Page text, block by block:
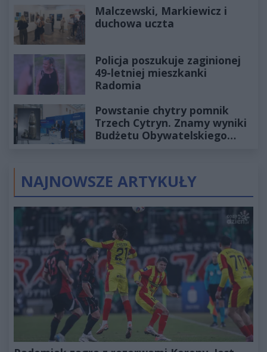
Malczewski, Markiewicz i
duchowa uczta
Policja poszukuje zaginionej
49-letniej mieszkanki
Radomia
Powstanie chytry pomnik
Trzech Cytryn. Znamy wyniki
Budżetu Obywatelskiego
NAJNOWSZE ARTYKUŁY